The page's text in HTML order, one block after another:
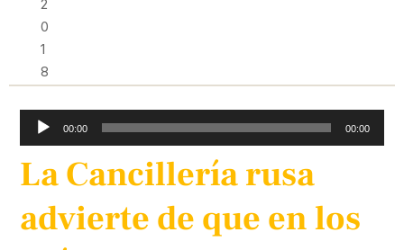
2
0
1
8
Reproductor
de
audio
00:00 00:00
La Cancillería rusa
advierte de que en los